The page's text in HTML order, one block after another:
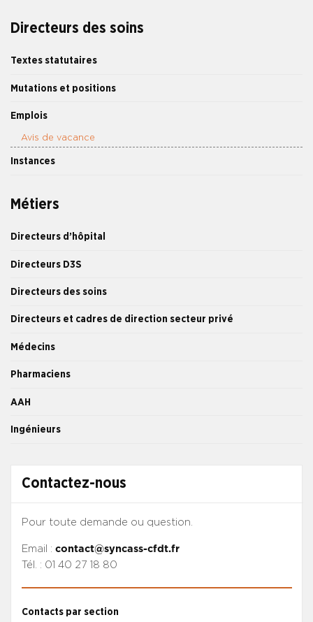
Directeurs des soins
Textes statutaires
Mutations et positions
Emplois
Avis de vacance
Instances
Métiers
Directeurs d’hôpital
Directeurs D3S
Directeurs des soins
Directeurs et cadres de direction secteur privé
Médecins
Pharmaciens
AAH
Ingénieurs
Contactez-nous
Pour toute demande ou question.
Email : contact@syncass-cfdt.fr
Tél. : 01 40 27 18 80
Contacts par section